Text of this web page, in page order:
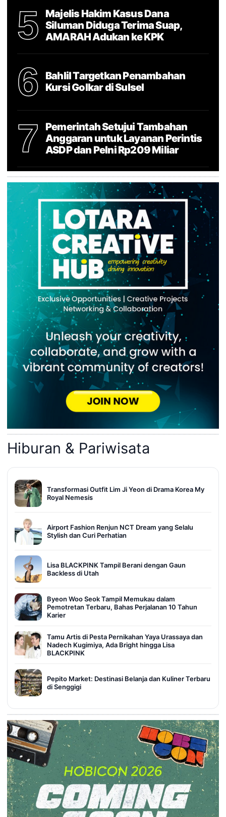
5
Majelis Hakim Kasus Dana
Siluman Diduga Terima Suap,
AMARAH Adukan ke KPK
6
Bahlil Targetkan Penambahan
Kursi Golkar di Sulsel
7
Pemerintah Setujui Tambahan
Anggaran untuk Layanan Perintis
ASDP dan Pelni Rp209 Miliar
Hiburan & Pariwisata
Transformasi Outfit Lim Ji Yeon di Drama Korea My
Royal Nemesis
Airport Fashion Renjun NCT Dream yang Selalu
Stylish dan Curi Perhatian
Lisa BLACKPINK Tampil Berani dengan Gaun
Backless di Utah
Byeon Woo Seok Tampil Memukau dalam
Pemotretan Terbaru, Bahas Perjalanan 10 Tahun
Karier
Tamu Artis di Pesta Pernikahan Yaya Urassaya dan
Nadech Kugimiya, Ada Bright hingga Lisa
BLACKPINK
Pepito Market: Destinasi Belanja dan Kuliner Terbaru
di Senggigi